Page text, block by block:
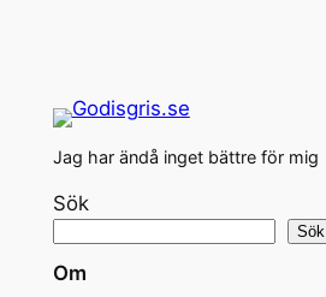
Jag har ändå inget bättre för mig
Sök
Sök
Om